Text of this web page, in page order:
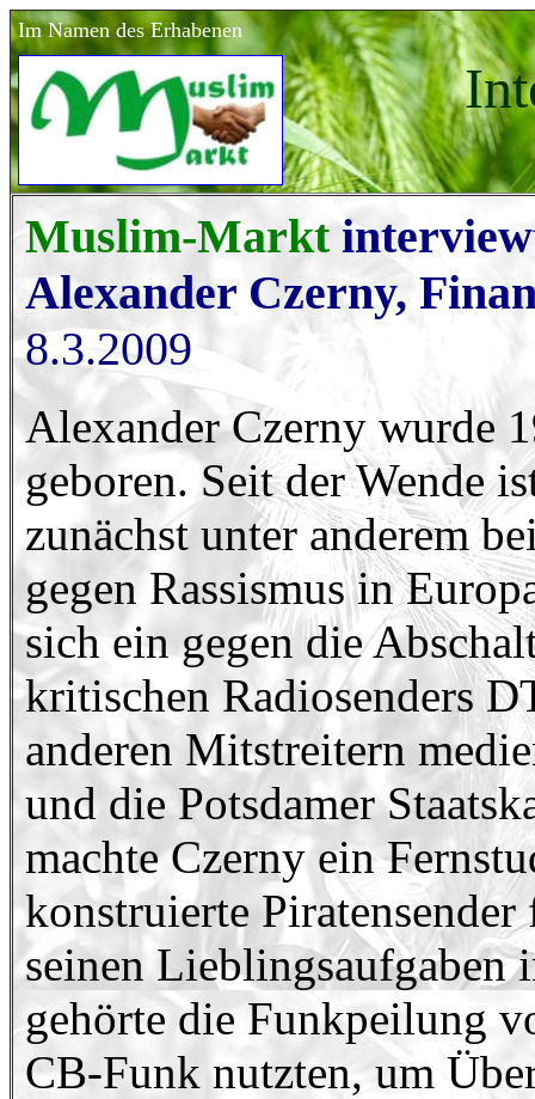
Im Namen des Erhabenen
Muslim-Markt
Alexander Czerny,
8.3.2009
Alexander Czerny wurde
geboren. Seit der Wende
zunächst unter anderem
gegen Rassismus in
sich ein gegen die
kritischen Radiosenders
anderen Mitstreitern
und die Potsdamer
machte Czerny ein
konstruierte
seinen
gehörte die Funkpeilung
CB-Funk nutzten, um